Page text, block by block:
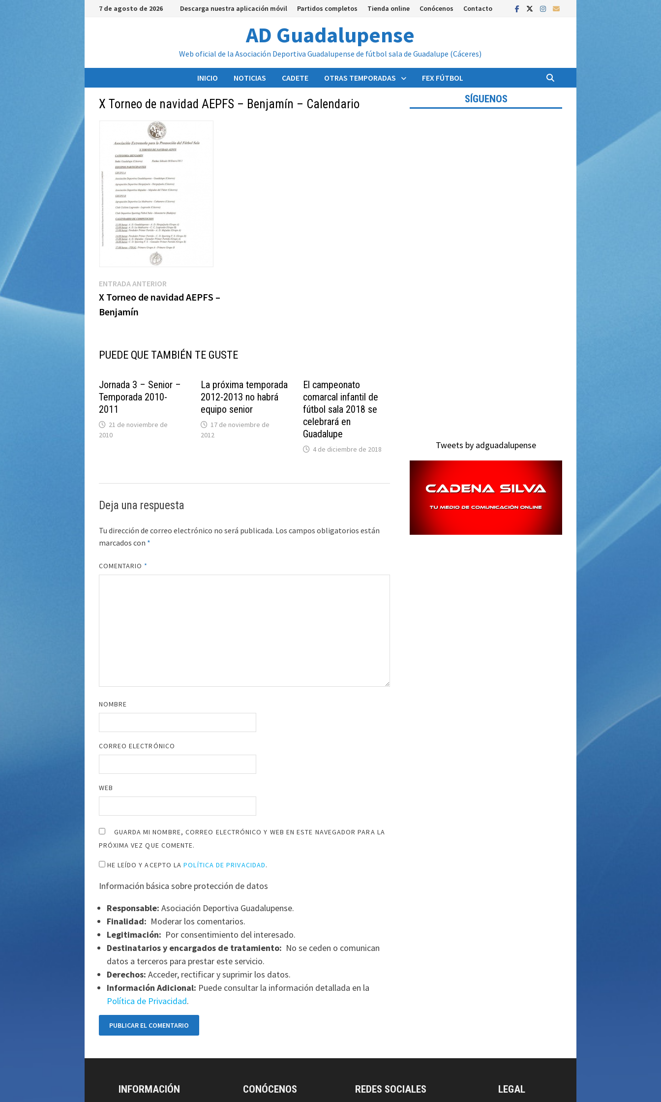
Saltar7 de agosto de 2026 Descarga nuestra aplicación móvil Partidos completos Tienda online Conócenos Contacto
AD Guadalupense
Web oficial de la Asociación Deportiva Guadalupense de fútbol sala de Guadalupe (Cáceres)
INICIO NOTICIAS CADETE OTRAS TEMPORADAS FEX FÚTBOL
X Torneo de navidad AEPFS – Benjamín – Calendario
Navegación
de
entradas
ENTRADA ANTERIOREntrada
anterior:
X Torneo de navidad AEPFS –
Benjamín
PUEDE QUE TAMBIÉN TE GUSTE
Jornada 3 – Senior –
Temporada 2010-
2011
21 de noviembre de
2010
La próxima temporada
2012-2013 no habrá
equipo senior
17 de noviembre de
2012
El campeonato
comarcal infantil de
fútbol sala 2018 se
celebrará en
Guadalupe
4 de diciembre de 2018
Deja una respuesta
Tu dirección de correo electrónico no será publicada. Los campos obligatorios están
marcados con *
COMENTARIO *
NOMBRE
CORREO ELECTRÓNICO
WEB
GUARDA MI NOMBRE, CORREO ELECTRÓNICO Y WEB EN ESTE NAVEGADOR PARA LA
PRÓXIMA VEZ QUE COMENTE.
HE LEÍDO Y ACEPTO LAPOLÍTICA DE PRIVACIDAD.
Información básica sobre protección de datos
Responsable: Asociación Deportiva Guadalupense.
Finalidad: Moderar los comentarios.
Legitimación: Por consentimiento del interesado.
Destinatarios y encargados de tratamiento: No se ceden o comunican
datos a terceros para prestar este servicio.
Derechos: Acceder, rectificar y suprimir los datos.
Información Adicional: Puede consultar la información detallada en la
Política de Privacidad.
SÍGUENOS
Tweets by adguadalupense
INFORMACIÓN CONÓCENOS REDES SOCIALES LEGAL